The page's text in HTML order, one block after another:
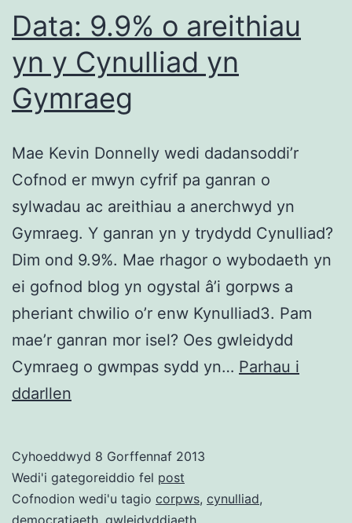
Data: 9.9% o areithiau
yn y Cynulliad yn
Gymraeg
Mae Kevin Donnelly wedi dadansoddi’r
Cofnod er mwyn cyfrif pa ganran o
sylwadau ac areithiau a anerchwyd yn
Gymraeg. Y ganran yn y trydydd Cynulliad?
Dim ond 9.9%. Mae rhagor o wybodaeth yn
ei gofnod blog yn ogystal â’i gorpws a
pheriant chwilio o’r enw Kynulliad3. Pam
mae’r ganran mor isel? Oes gwleidydd
Cymraeg o gwmpas sydd yn… Parhau i
ddarllen
areithiau
yn
Cyhoeddwyd 8 Gorffennaf 2013
Wedi'i gategoreiddio fel post
Cofnodion wedi'u tagio corpws, cynulliad,
democratiaeth, gwleidyddiaeth